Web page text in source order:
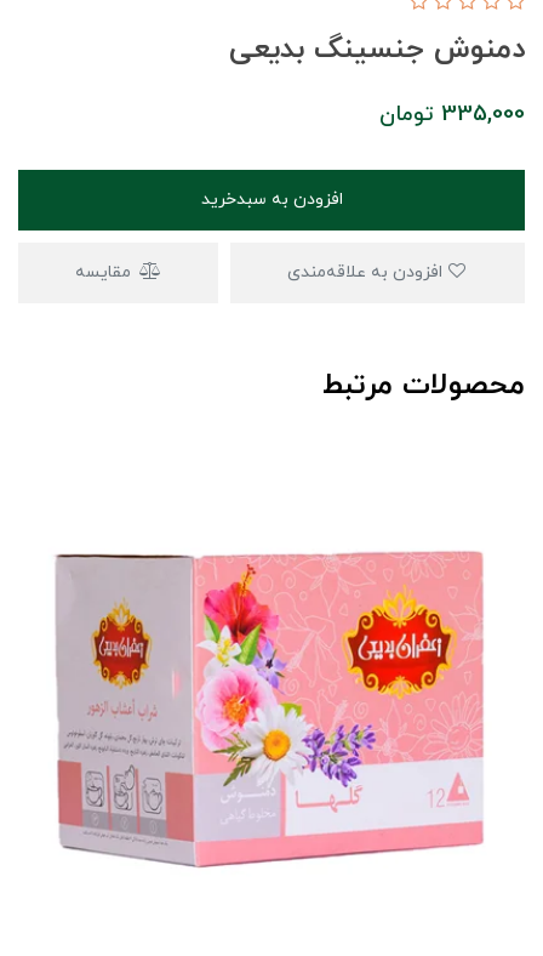
دمنوش جنسینگ بدیعی
335,000 تومان
افزودن به سبدخرید
مقایسه
محصولات مرتبط